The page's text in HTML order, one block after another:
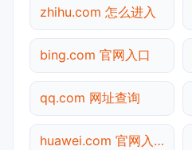
zhihu.com 怎么进入
bing.com 官网入口
qq.com 网址查询
huawei.com 官网入口